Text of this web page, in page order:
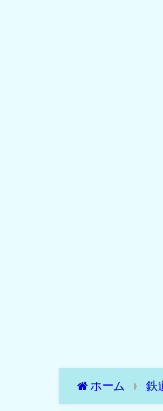
ホーム 鉄
の3両中2両が連